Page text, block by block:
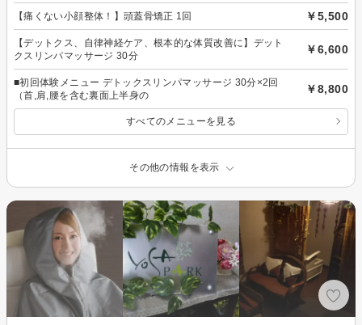
【痛くない小顔整体！】頭蓋骨矯正 1回 ￥5,500
【デットクス、自律神経ケア、根本的な体質改善に】デット
クスリンパマッサージ 30分
￥6,600
■初回体験メニュー デトックスリンパマッサージ 30分×2回
（首,肩,腰を含む裏面上半身の
￥8,800
すべてのメニューを見る
その他の情報を表示